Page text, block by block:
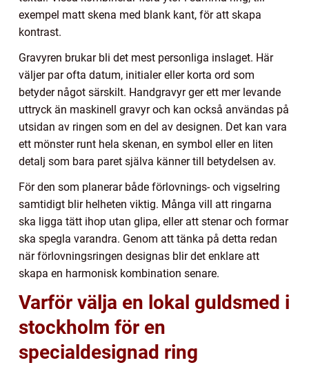
exempel matt skena med blank kant, för att skapa
kontrast.
Gravyren brukar bli det mest personliga inslaget. Här
väljer par ofta datum, initialer eller korta ord som
betyder något särskilt. Handgravyr ger ett mer levande
uttryck än maskinell gravyr och kan också användas på
utsidan av ringen som en del av designen. Det kan vara
ett mönster runt hela skenan, en symbol eller en liten
detalj som bara paret själva känner till betydelsen av.
För den som planerar både förlovnings- och vigselring
samtidigt blir helheten viktig. Många vill att ringarna
ska ligga tätt ihop utan glipa, eller att stenar och formar
ska spegla varandra. Genom att tänka på detta redan
när förlovningsringen designas blir det enklare att
skapa en harmonisk kombination senare.
Varför välja en lokal guldsmed i
stockholm för en
specialdesignad ring